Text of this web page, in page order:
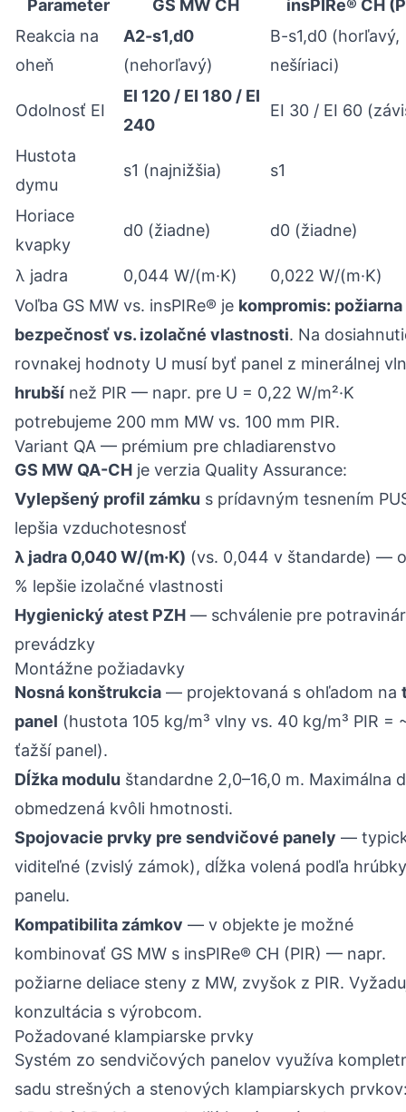
Parameter
GS MW CH
insPIRe® CH
Reakcia na
oheň
A2-s1,d0
(nehorľavý)
B-s1,d0 (horľavý,
nešíriaci)
Odolnosť EI
EI 120 / EI 180 / EI
240
EI 30 / EI 60
Hustota
dymu
s1 (najnižšia) s1
Horiace
kvapky
d0 (žiadne) d0 (žiadne)
λ jadra 0,044 W/(m·K)
0,022 W/(m·K)
Voľba GS MW vs. insPIRe® je kompromis: požiarna
bezpečnosť vs. izolačné vlastnosti. Na
rovnakej hodnoty U musí byť panel z minerálnej
hrubší než PIR — napr. pre U = 0,22 W/m²·K
potrebujeme 200 mm MW vs. 100 mm PIR.
Variant QA — prémium pre chladiarenstvo
GS MW QA-CH je verzia Quality Assurance:
Vylepšený profil zámku s prídavným tesnením
lepšia vzduchotesnosť
λ jadra 0,040 W/(m·K) (vs. 0,044 v štandarde) —
% lepšie izolačné vlastnosti
Hygienický atest PZH — schválenie pre
prevádzky
Montážne požiadavky
Nosná konštrukcia — projektovaná s ohľadom na
panel (hustota 105 kg/m³ vlny vs. 40 kg/m³ PIR =
ťažší panel).
Dĺžka modulu štandardne 2,0–16,0 m. Maximálna
obmedzená kvôli hmotnosti.
Spojovacie prvky pre sendvičové panely —
viditeľné (zvislý zámok), dĺžka volená podľa hrúbky
panelu.
Kompatibilita zámkov — v objekte je možné
kombinovať GS MW s insPIRe® CH (PIR) — napr.
požiarne deliace steny z MW, zvyšok z PIR.
konzultácia s výrobcom.
Požadované klampiarske prvky
Systém zo sendvičových panelov využíva
sadu strešných a stenových klampiarskych